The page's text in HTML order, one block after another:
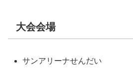
大会会場
サンアリーナせんだい